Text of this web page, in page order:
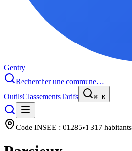
Gentry
Rechercher une commune…
OutilsClassementsTarifs ⌘ K
Code INSEE : 01285•1 317 habitants